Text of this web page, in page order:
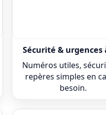
Sécurité & urgences
Numéros utiles,
repères simples en
besoin.